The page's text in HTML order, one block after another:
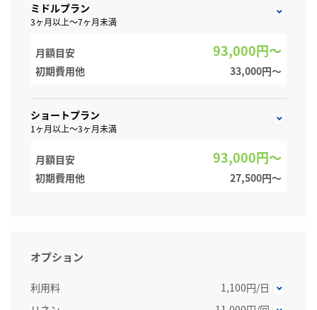
ミドルプラン
3ヶ月以上～7ヶ月未満
月額目安 93,000円～
初期費用他 33,000円〜
ショートプラン
1ヶ月以上～3ヶ月未満
月額目安 93,000円～
初期費用他 27,500円〜
オプション
利用料
1,100円/日